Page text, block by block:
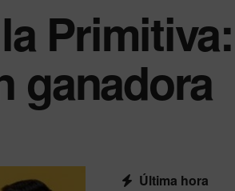
Primitiva:
ganadora
Última hora